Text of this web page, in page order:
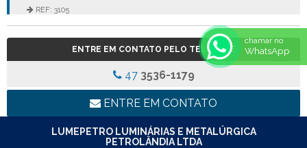
REF: 3105
REF: 3106
REF: 5105
LINHA LUMINÁRIA COMERCIAL DE EMBUTIR
REF: 102005
REF: 103005
ENTRE EM CONTATO PELO TELEFONE
47 3536-1179
ENTRE EM CONTATO
LUMEPETRO LUMINÁRIAS E METALÚRGICA
PETROLÂNDIA LTDA
chamar no
WhatsApp